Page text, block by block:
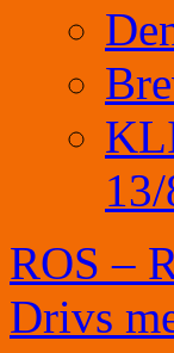
ROS –
Drivs